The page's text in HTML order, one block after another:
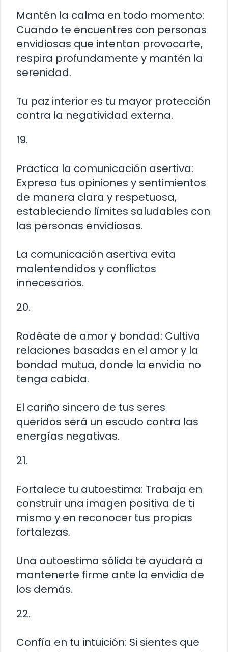
Mantén la calma en todo momento:
Cuando te encuentres con personas
envidiosas que intentan provocarte,
respira profundamente y mantén la
serenidad.
Tu paz interior es tu mayor protección
contra la negatividad externa.
19.
Practica la comunicación asertiva:
Expresa tus opiniones y sentimientos
de manera clara y respetuosa,
estableciendo límites saludables con
las personas envidiosas.
La comunicación asertiva evita
malentendidos y conflictos
innecesarios.
20.
Rodéate de amor y bondad: Cultiva
relaciones basadas en el amor y la
bondad mutua, donde la envidia no
tenga cabida.
El cariño sincero de tus seres
queridos será un escudo contra las
energías negativas.
21.
Fortalece tu autoestima: Trabaja en
construir una imagen positiva de ti
mismo y en reconocer tus propias
fortalezas.
Una autoestima sólida te ayudará a
mantenerte firme ante la envidia de
los demás.
22.
Confía en tu intuición: Si sientes que